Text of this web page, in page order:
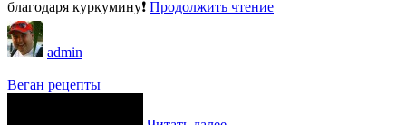
благодаря куркумину❗ Продолжить чтение
admin
Веган рецепты